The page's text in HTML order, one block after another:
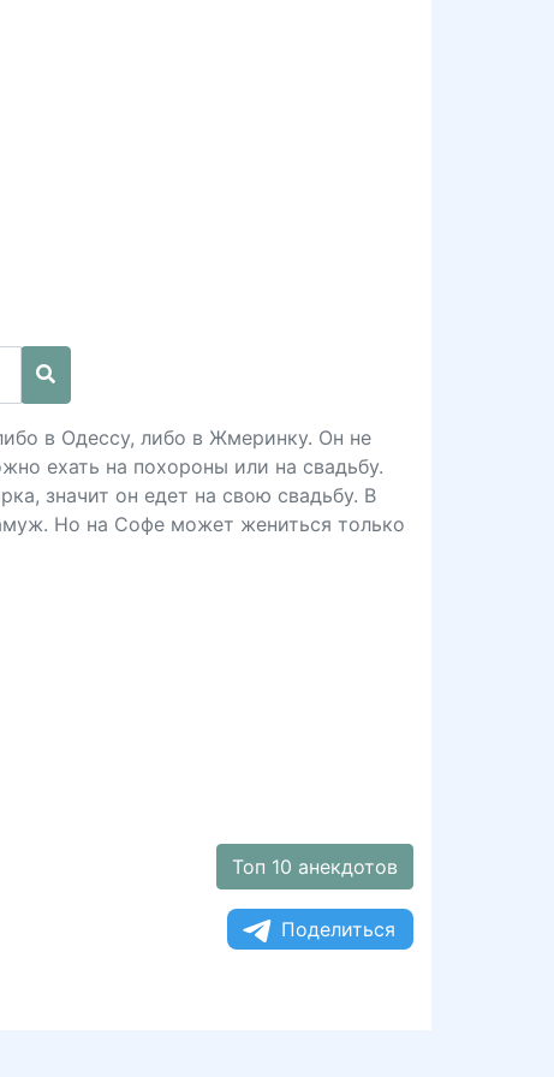
в Одессу, либо в Жмеринку. Он не
ехать на похороны или на свадьбу.
значит он едет на свою свадьбу. В
Но на Софе может жениться только
Топ 10 анекдотов
Поделиться